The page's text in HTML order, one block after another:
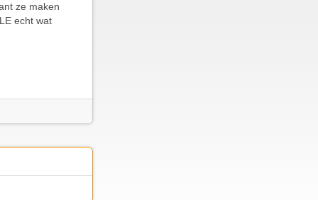
ze maken
echt wat